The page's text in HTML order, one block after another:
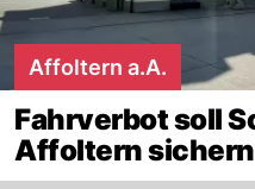
Affoltern a.A.
Fahrverbot soll
Affoltern sichern